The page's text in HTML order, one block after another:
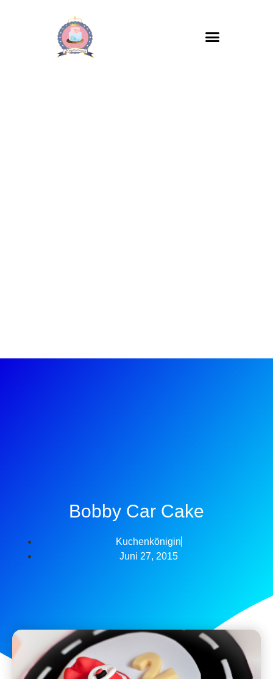
Bobby Car Cake
Kuchenkönigin
Juni 27, 2015